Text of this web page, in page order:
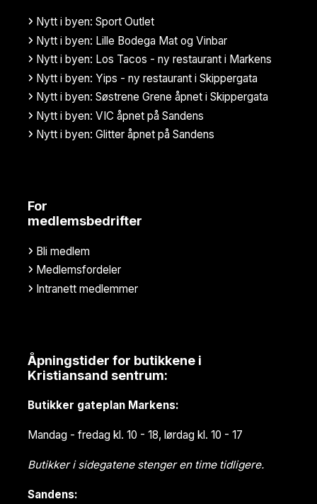
Nytt i byen: Sport Outlet
Nytt i byen: Lille Bodega Mat og Vinbar
Nytt i byen: Los Tacos - ny restaurant i Markens
Nytt i byen: Yips - ny restaurant i Skippergata
Nytt i byen: Søstrene Grene åpnet i Skippergata
Nytt i byen: VIC åpnet på Sandens
Nytt i byen: Glitter åpnet på Sandens
For
medlemsbedrifter
Bli medlem
Medlemsfordeler
Intranett medlemmer
Åpningstider for butikkene i
Kristiansand sentrum:
Butikker gateplan Markens:
Mandag - fredag kl. 10 - 18, lørdag kl. 10 - 17
Butikker i sidegatene stenger en time tidligere.
Sandens: